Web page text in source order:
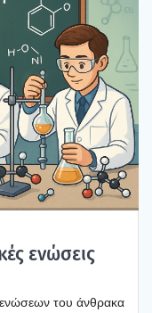
ενώ­σεις
του άνθρα­κα